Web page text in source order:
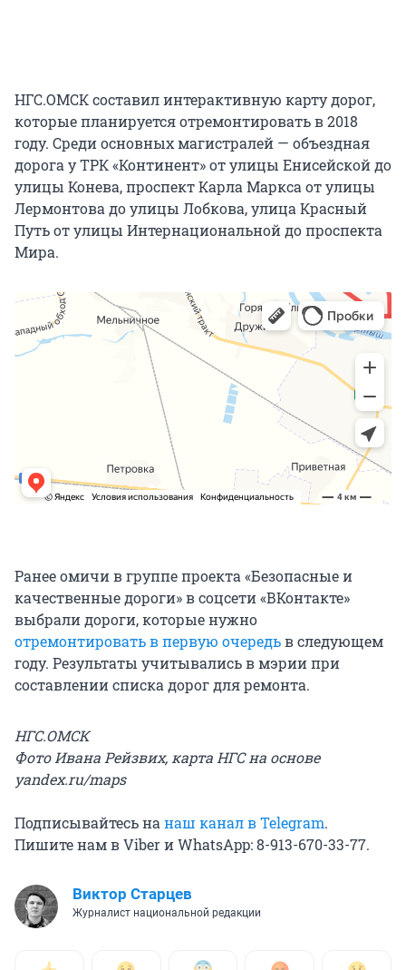
НГС.ОМСК составил интерактивную карту дорог,
которые планируется отремонтировать в 2018
году. Среди основных магистралей — объездная
дорога у ТРК «Континент» от улицы Енисейской до
улицы Конева, проспект Карла Маркса от улицы
Лермонтова до улицы Лобкова, улица Красный
Путь от улицы Интернациональной до проспекта
Мира.
Ранее омичи в группе проекта «Безопасные и
качественные дороги» в соцсети «ВКонтакте»
выбрали дороги, которые нужно
отремонтировать в первую очередьв следующем
году. Результаты учитывались в мэрии при
составлении списка дорог для ремонта.
НГС.ОМСК
Фото Ивана Рейзвих, карта НГС на основе
yandex.ru/maps
Подписывайтесь нанаш канал в Telegram.
Пишите нам в Viber и WhatsApp: 8-913-670-33-77.
Виктор Старцев
Журналист национальной редакции